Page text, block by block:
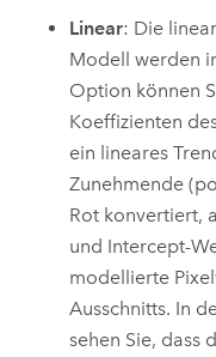
Linear: Die
Modell werden
Option können
Koeffizienten
ein lineares
Zunehmende
Rot konvertiert,
und Intercept-
modellierte
Ausschnitts. In
sehen Sie, dass